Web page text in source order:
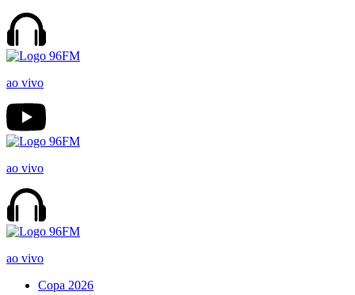
ao vivo
ao vivo
ao vivo
Copa 2026